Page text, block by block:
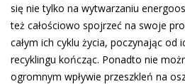
się nie tylko na wytwarzaniu
też całościowo spojrzeć na swoje
całym ich cyklu życia, poczynając od
recyklingu kończąc. Ponadto nie
ogromnym wpływie przeszkleń na